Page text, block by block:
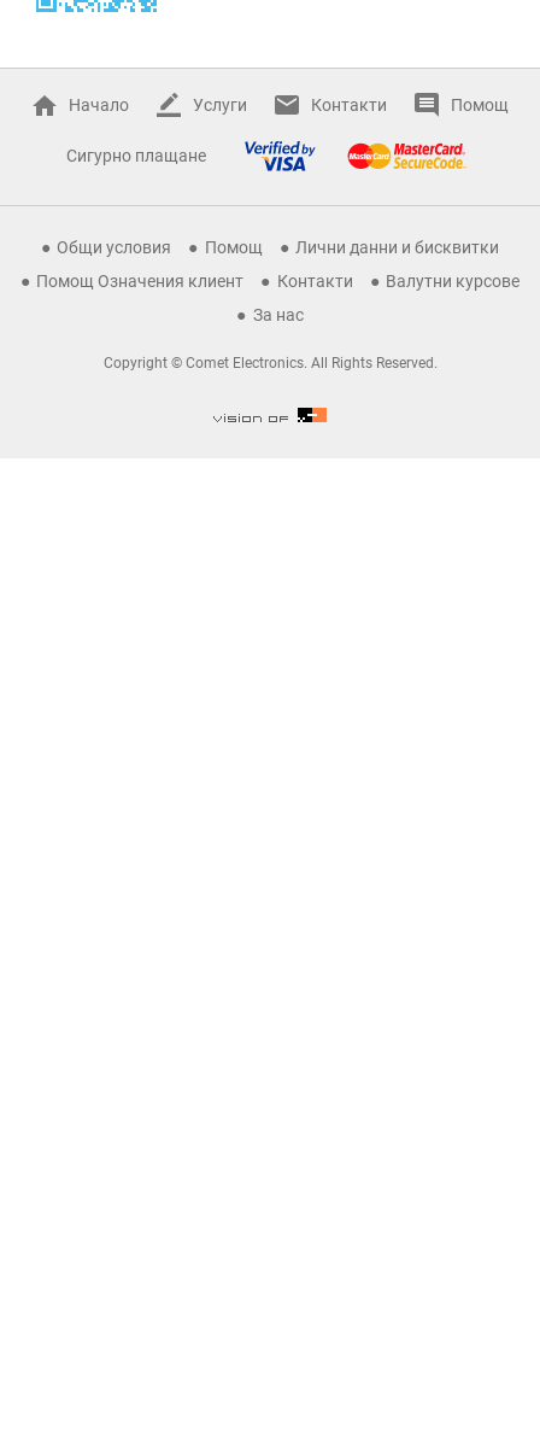
Начало Услуги Контакти Помощ
Сигурно плащане
Общи условия Помощ
Лични данни и бисквитки
Помощ Означения клиент
Контакти
Валутни курсове
За нас
Copyright © Comet Electronics. All Rights Reserved.